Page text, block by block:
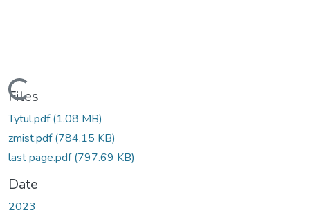
Loading...
Files
Tytul.pdf(1.08 MB)
zmist.pdf(784.15 KB)
last page.pdf(797.69 KB)
Date
2023